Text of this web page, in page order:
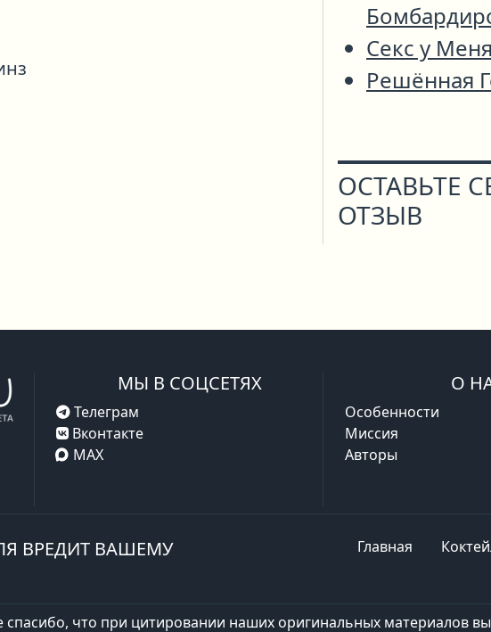
Секс у
Решённая
ОСТАВЬТЕ
ОТЗЫВ
МЫ В СОЦСЕТЯХ
Телеграм
Вконтакте
MAX
О
Особенности
Миссия
Авторы
ВРЕДИТ ВАШЕМУ
Главная
что при цитировании наших оригинальных материалов